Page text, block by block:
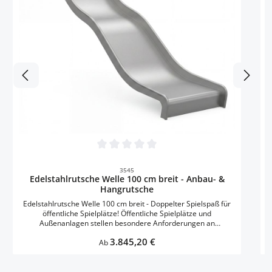
3545
Edelstahlrutsche Welle 100 cm breit - Anbau- &
Hangrutsche
Edelstahlrutsche Welle 100 cm breit - Doppelter Spielspaß für
öffentliche Spielplätze! Öffentliche Spielplätze und
Außenanlagen stellen besondere Anforderungen an
Podeste und Hänge mit Welle bietet genau diese Qualitäten –
Regulärer Preis:
Ab3.845,20 €